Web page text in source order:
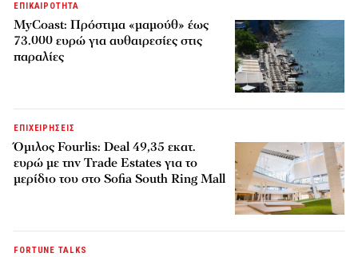
ΕΠΙΚΑΙΡΟΤΗΤΑ
MyCoast: Πρόστιμα «μαμούθ» έως
73.000 ευρώ για αυθαιρεσίες στις
παραλίες
ΕΠΙΧΕΙΡΗΣΕΙΣ
Όμιλος Fourlis: Deal 49,35 εκατ.
ευρώ με την Trade Estates για το
μερίδιο του στο Sofia South Ring Mall
FORTUNE TALKS